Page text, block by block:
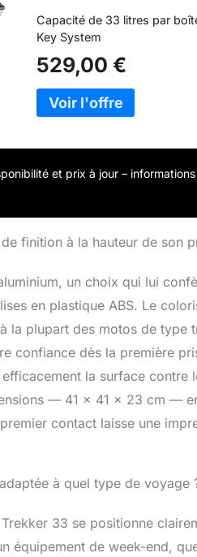
Capacité de 33 litres par
Key System
529,00 €
et prix à jour –
finition à la hauteur de son
un choix qui lui
en plastique ABS. Le
la plupart des motos de type
confiance dès la première
la surface contre
— 41 x 41 x 23 cm —
contact laisse une
à quel type de voyage
33 se positionne
équipement de week-end,